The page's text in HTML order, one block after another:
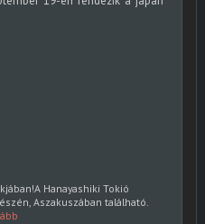
Hanayashiki Tokió
Aszakuszában található.